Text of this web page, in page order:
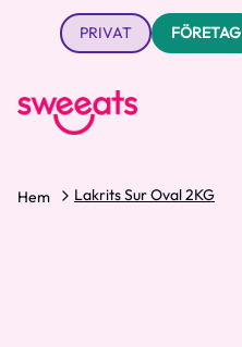
PRIVAT FÖRETAG
Hem Lakrits Sur Oval 2KG